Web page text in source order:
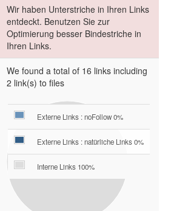
Wir haben Unterstriche in Ihren Links
entdeckt. Benutzen Sie zur
Optimierung besser Bindestriche in
Ihren Links.
We found a total of 16 links including
2 link(s) to files
Externe Links : noFollow 0%
Externe Links : natürliche Links 0%
Interne Links 100%